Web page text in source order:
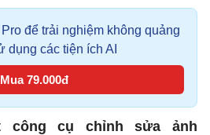
để trải nghiệm không quảng
dụng các tiện ích AI
Mua 79.000đ
công cụ chỉnh sửa ảnh